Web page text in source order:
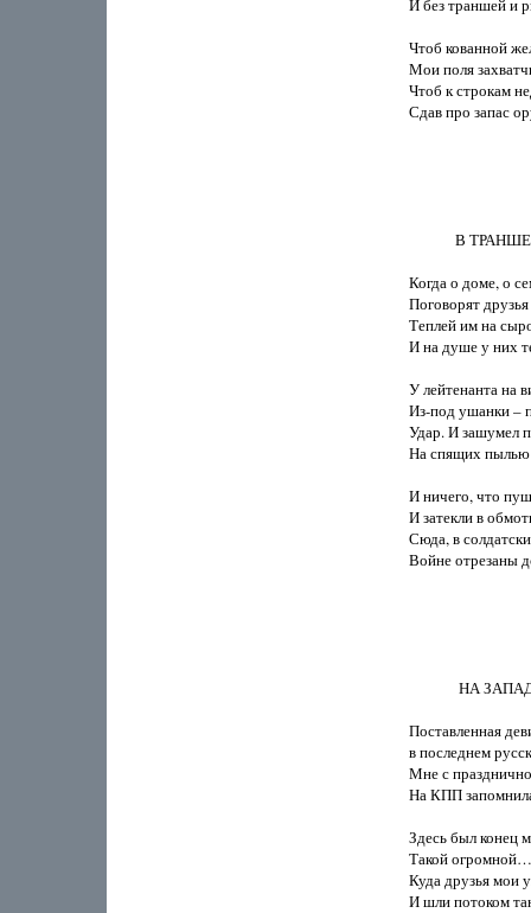
И без траншей и
Чтоб кованной
Мои поля
Чтоб к строкам
Сдав про запас
В
Когда о доме, о
Поговорят
Теплей им на
И на душе у них
У лейтенанта на
Из-под ушанки –
Удар. И зашумел
На спящих пылью
И ничего, что
И затекли в
Сюда, в
Войне отрезаны
НА
Поставленная
в последнем
Мне с
На КПП
Здесь был конец
Такой
Куда друзья мои
И шли потоком